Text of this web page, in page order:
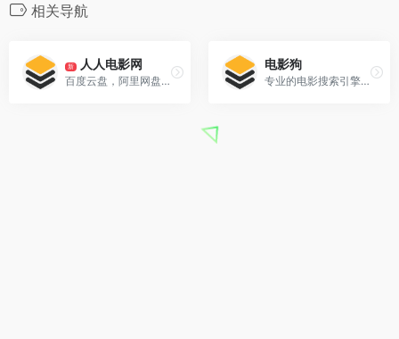
相关导航
新 人人电影网
百度云盘，阿里网盘夸克影视资源下载平台。
电影狗
专业的电影搜索引擎网站，让电影搜索更高效、更便捷、更精准！